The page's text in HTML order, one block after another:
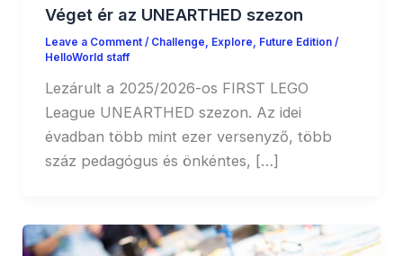
Véget ér az UNEARTHED szezon
Leave a Comment / Challenge, Explore, Future Edition/
HelloWorld staff
Lezárult a 2025/2026-os FIRST LEGO
League UNEARTHED szezon. Az idei
évadban több mint ezer versenyző, több
száz pedagógus és önkéntes, […]